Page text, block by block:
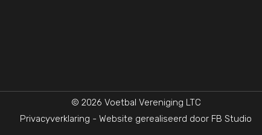
© 2026 Voetbal Vereniging LTC
Privacyverklaring - Website gerealiseerd door FB Studio